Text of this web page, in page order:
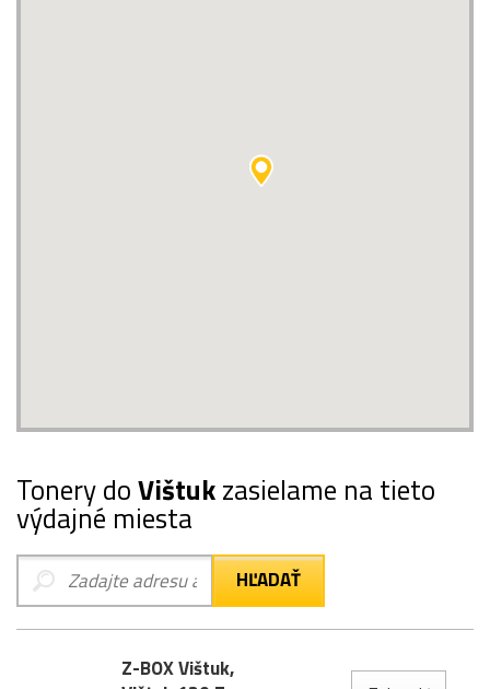
Tonery doVištukzasielame na tieto
výdajné miesta
Z-BOX Vištuk,